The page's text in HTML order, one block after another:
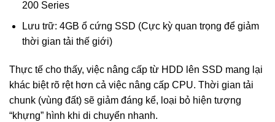
200 Series
Lưu trữ: 4GB ổ cứng SSD (Cực kỳ quan trọng để giảm
thời gian tải thế giới)
Thực tế cho thấy, việc nâng cấp từ HDD lên SSD mang lại
khác biệt rõ rệt hơn cả việc nâng cấp CPU. Thời gian tải
chunk (vùng đất) sẽ giảm đáng kể, loại bỏ hiện tượng
“khựng” hình khi di chuyển nhanh.